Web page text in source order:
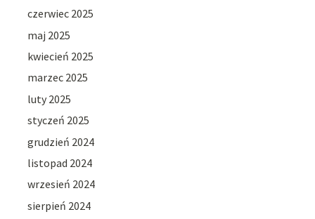
czerwiec 2025
maj 2025
kwiecień 2025
marzec 2025
luty 2025
styczeń 2025
grudzień 2024
listopad 2024
wrzesień 2024
sierpień 2024